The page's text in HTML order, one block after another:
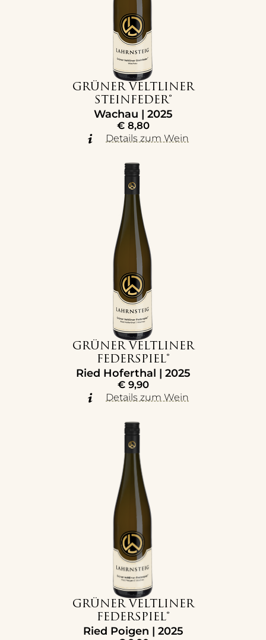
GRÜNER VELTLINER
STEINFEDER®
Wachau | 2025
€8,80
Details zum Wein
GRÜNER VELTLINER
FEDERSPIEL®
Ried Hoferthal | 2025
€9,90
Details zum Wein
GRÜNER VELTLINER
FEDERSPIEL®
Ried Poigen | 2025